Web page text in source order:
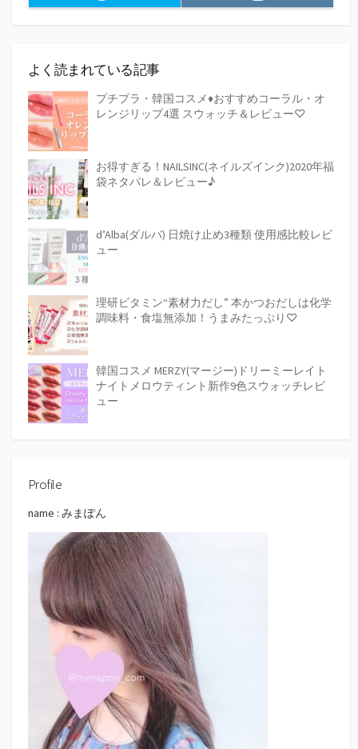
よく読まれている記事
プチプラ・韓国コスメ♦おすすめコーラル・オ
レンジリップ4選 スウォッチ＆レビュー♡
お得すぎる！NAILSINC(ネイルズインク)2020年福
袋ネタバレ＆レビュー♪
d’Alba(ダルバ) 日焼け止め3種類 使用感比較レビ
ュー
理研ビタミン“素材力だし” 本かつおだしは化学
調味料・食塩無添加！うまみたっぷり♡
韓国コスメ MERZY(マージー)ドリーミーレイト
ナイトメロウティント新作9色スウォッチレビ
ュー
Profile
name : みまぽん